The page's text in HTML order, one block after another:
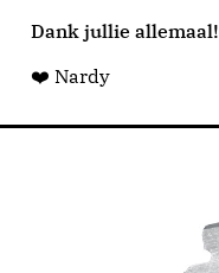
Dank jullie allemaal!
❤️ Nardy